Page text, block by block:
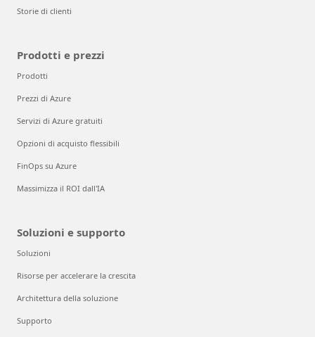
Storie di clienti
Prodotti e prezzi
Prodotti
Prezzi di Azure
Servizi di Azure gratuiti
Opzioni di acquisto flessibili
FinOps su Azure
Massimizza il ROI dall'IA
Soluzioni e supporto
Soluzioni
Risorse per accelerare la crescita
Architettura della soluzione
Supporto